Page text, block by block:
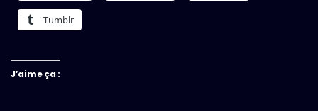
Tumblr
J’aime ça :